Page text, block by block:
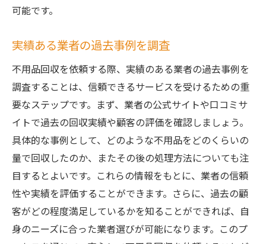
可能です。
実績ある業者の過去事例を調査
不用品回収を依頼する際、実績のある業者の過去事例を
調査することは、信頼できるサービスを受けるための重
要なステップです。まず、業者の公式サイトや口コミサ
イトで過去の回収実績や顧客の評価を確認しましょう。
具体的な事例として、どのような不用品をどのくらいの
量で回収したのか、またその後の処理方法についても注
目するとよいです。これらの情報をもとに、業者の信頼
性や実績を評価することができます。さらに、過去の顧
客がどの程度満足しているかを知ることができれば、自
身のニーズに合った業者選びが可能になります。このプ